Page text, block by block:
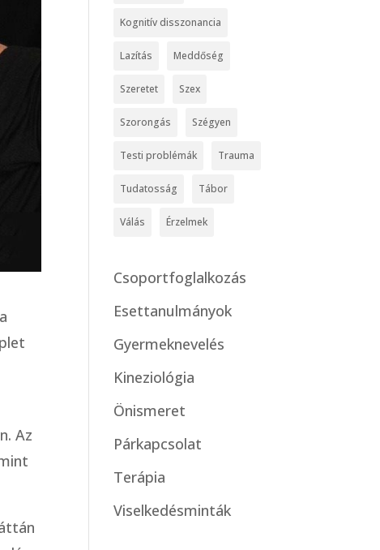
Az
Kognitív disszonancia
Lazítás Meddőség
Szeretet Szex
Szorongás Szégyen
Testi problémák Trauma
Tudatosság Tábor
Válás Érzelmek
Csoportfoglalkozás
Esettanulmányok
Gyermeknevelés
Kineziológia
Önismeret
Párkapcsolat
Terápia
Viselkedésminták